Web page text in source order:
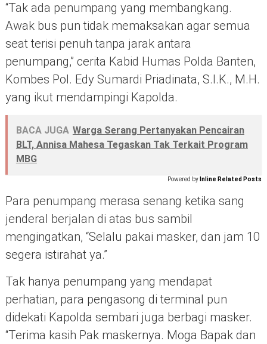
“Tak ada penumpang yang membangkang.
Awak bus pun tidak memaksakan agar semua
seat terisi penuh tanpa jarak antara
penumpang,” cerita Kabid Humas Polda Banten,
Kombes Pol. Edy Sumardi Priadinata, S.I.K., M.H.
yang ikut mendampingi Kapolda.
BACA JUGA Warga Serang Pertanyakan Pencairan
BLT, Annisa Mahesa Tegaskan Tak Terkait Program
MBG
Powered by Inline Related Posts
Para penumpang merasa senang ketika sang
jenderal berjalan di atas bus sambil
mengingatkan, “Selalu pakai masker, dan jam 10
segera istirahat ya.”
Tak hanya penumpang yang mendapat
perhatian, para pengasong di terminal pun
didekati Kapolda sembari juga berbagi masker.
“Terima kasih Pak maskernya. Moga Bapak dan